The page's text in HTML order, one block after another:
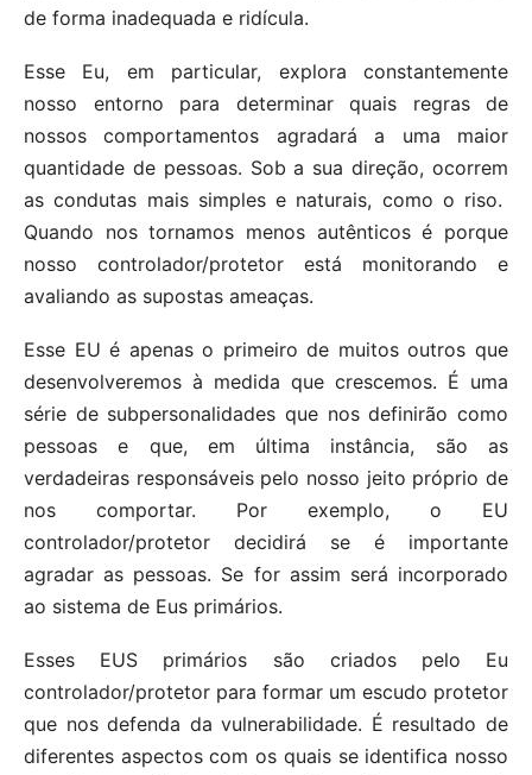
de forma inadequada e ridícula.
Esse Eu, em particular, explora constantemente
nosso entorno para determinar quais regras de
nossos comportamentos agradará a uma maior
quantidade de pessoas. Sob a sua direção, ocorrem
as condutas mais simples e naturais, como o riso.
Quando nos tornamos menos autênticos é porque
nosso controlador/protetor está monitorando e
avaliando as supostas ameaças.
Esse EU é apenas o primeiro de muitos outros que
desenvolveremos à medida que crescemos. É uma
série de subpersonalidades que nos definirão como
pessoas e que, em última instância, são as
verdadeiras responsáveis pelo nosso jeito próprio de
nos comportar. Por exemplo, o EU
controlador/protetor decidirá se é importante
agradar as pessoas. Se for assim será incorporado
ao sistema de Eus primários.
Esses EUS primários são criados pelo Eu
controlador/protetor para formar um escudo protetor
que nos defenda da vulnerabilidade. É resultado de
diferentes aspectos com os quais se identifica nosso